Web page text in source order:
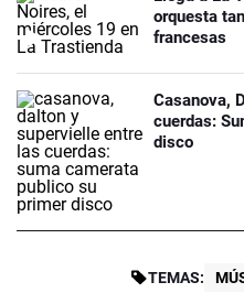
orquesta
francesas
Casanova,
cuerdas:
disco
TEMAS: